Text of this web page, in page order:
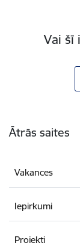
Vai šī
Ātrās saites
Vakances
Iepirkumi
Projekti